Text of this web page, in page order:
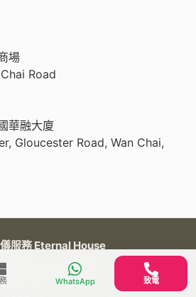
WhatsApp 致電
場
Road
華融大廈
Gloucester Road, Wan Chai,
服務 Eternal House
其利街, 163號, 地舖
Street, Hung Hom, KLN